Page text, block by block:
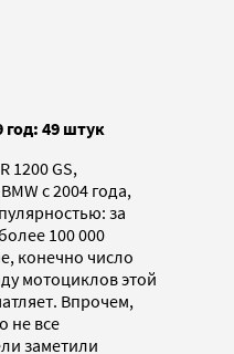
год: 49 штук
1200 GS,
с 2004 года,
за
100 000
конечно число
мотоциклов этой
Впрочем,
не все
заметили